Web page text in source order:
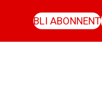
BLI ABONNENT